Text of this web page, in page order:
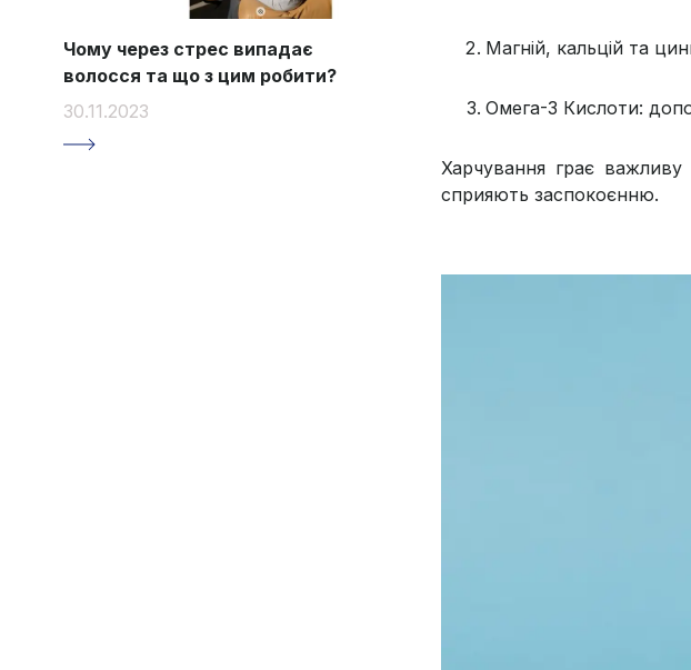
Чому через стрес випадає
волосся та що з цим робити?
30.11.2023
Магній, кальцій та
Омега-3 Кислоти:
Харчування грає
сприяють заспокоєнню.